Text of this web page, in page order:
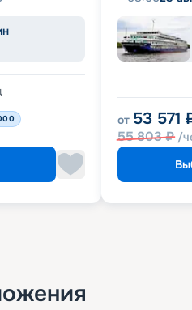
от 53 571
55 803₽ /